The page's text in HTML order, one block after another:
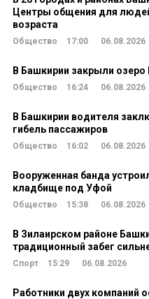
Центры общения для
возраста
Общество 17:00 06.08.2026
В Башкирии закрыли озеро
Общество 16:24 06.08.2026
В Башкирии водителя
гибель пассажиров
Общество 16:02 06.08.2026
Вооруженная банда
кладбище под Уфой
Общество 15:38 06.08.2026
В Зилаирском районе
традиционный забег
Спорт 15:29 06.08.2026
Работники двух компаний